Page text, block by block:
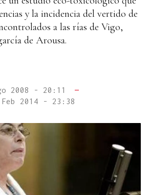
y la incidencia del vertido de
a las rías de Vigo,
de Arousa.
2008 - 20:11
—
2014 - 23:38